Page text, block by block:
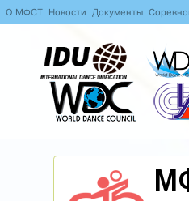
О МФСТ Новости Документы